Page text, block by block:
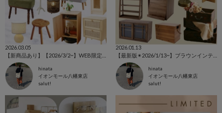
2026.03.05
hinata
イオンモール八幡東店
salut!
2026.01.13
hinata
イオンモール八幡東店
salut!